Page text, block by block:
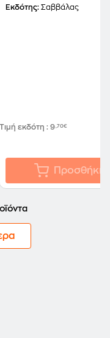
Εκδότης: Σαββάλας
Τιμή εκδότη : 9,70€
Προσθήκη